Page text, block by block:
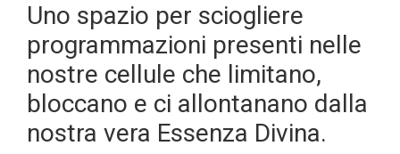
Uno spazio per sciogliere
programmazioni presenti nelle
nostre cellule che limitano,
bloccano e ci allontanano dalla
nostra vera Essenza Divina.